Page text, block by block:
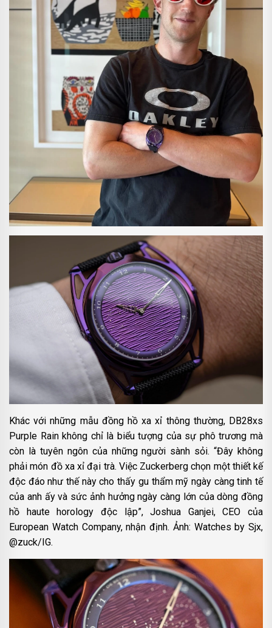
Khác với những mẫu đồng hồ xa xỉ thông thường, DB28xs
Purple Rain không chỉ là biểu tượng của sự phô trương mà
còn là tuyên ngôn của những người sành sỏi. “Đây không
phải món đồ xa xỉ đại trà. Việc Zuckerberg chọn một thiết kế
độc đáo như thế này cho thấy gu thẩm mỹ ngày càng tinh tế
của anh ấy và sức ảnh hưởng ngày càng lớn của dòng đồng
hồ haute horology độc lập”, Joshua Ganjei, CEO của
European Watch Company, nhận định. Ảnh: Watches by Sjx,
@zuck/IG.